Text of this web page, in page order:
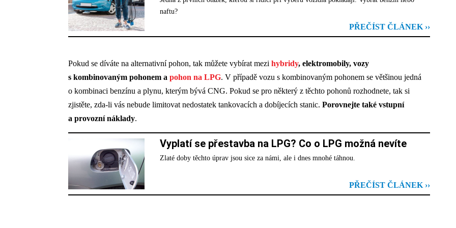
naftu?
PŘEČÍST ČLÁNEK ››
Pokud se díváte na alternativní pohon, tak můžete vybírat mezi hybridy, elektromobily, vozy
s kombinovaným pohonem a pohon na LPG. V případě vozu s kombinovaným pohonem se většinou jedná
o kombinaci benzínu a plynu, kterým bývá CNG. Pokud se pro některý z těchto pohonů rozhodnete, tak si
zjistěte, zda-li vás nebude limitovat nedostatek tankovacích a dobíjecích stanic. Porovnejte také vstupní
a provozní náklady.
Vyplatí se přestavba na LPG? Co o LPG možná nevíte
Zlaté doby těchto úprav jsou sice za námi, ale i dnes mnohé táhnou.
PŘEČÍST ČLÁNEK ››